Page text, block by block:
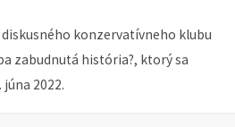
konzervatívneho klubu
zabudnutá história?, ktorý sa
2022.